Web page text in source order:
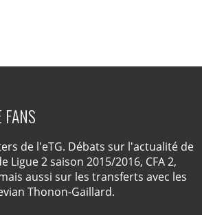
de l'eTG. Débats sur l'actualité de
Ligue 2 saison 2015/2016, CFA 2,
aussi sur les transferts avec les
Thonon-Gaillard.